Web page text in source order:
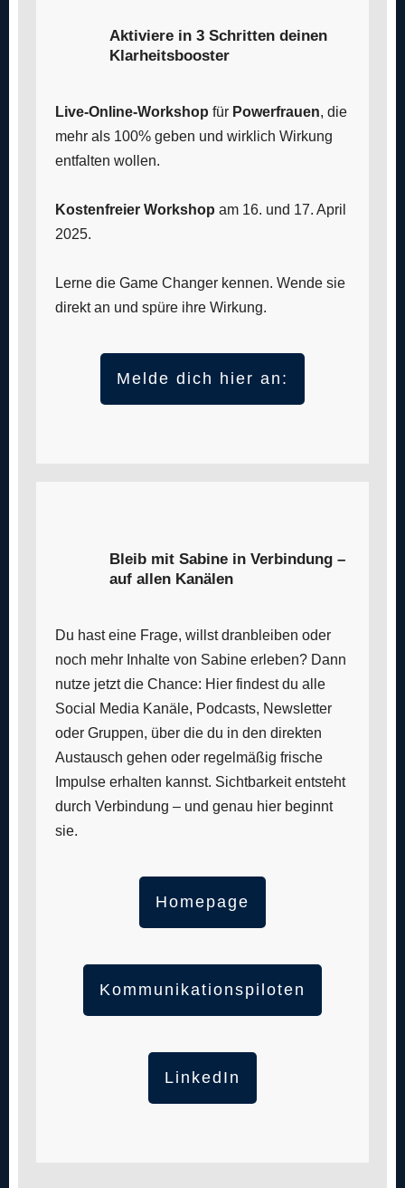
Aktiviere in 3 Schritten deinen
Klarheitsbooster
Live-Online-Workshop für Powerfrauen, die
mehr als 100% geben und wirklich Wirkung
entfalten wollen.
Kostenfreier Workshop am 16. und 17. April
2025.
Lerne die Game Changer kennen. Wende sie
direkt an und spüre ihre Wirkung.
Melde dich hier an:
Bleib mit Sabine in Verbindung –
auf allen Kanälen
Du hast eine Frage, willst dranbleiben oder
noch mehr Inhalte von Sabine erleben? Dann
nutze jetzt die Chance: Hier findest du alle
Social Media Kanäle, Podcasts, Newsletter
oder Gruppen, über die du in den direkten
Austausch gehen oder regelmäßig frische
Impulse erhalten kannst. Sichtbarkeit entsteht
durch Verbindung – und genau hier beginnt
sie.
Homepage
Kommunikations­piloten
LinkedIn